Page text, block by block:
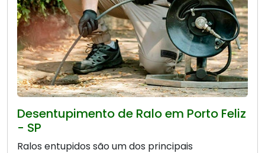
Desentupimento de Ralo em Porto Feliz
- SP
Ralos entupidos são um dos principais